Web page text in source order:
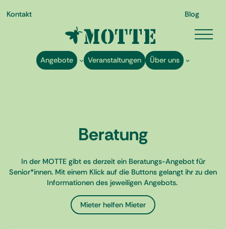
Kontakt Blog
Angebote Veranstaltungen Über uns
Beratung
In der MOTTE gibt es derzeit ein Beratungs-Angebot für
Senior*innen. Mit einem Klick auf die Buttons gelangt ihr zu den
Informationen des jeweiligen Angebots.
Mieter helfen Mieter